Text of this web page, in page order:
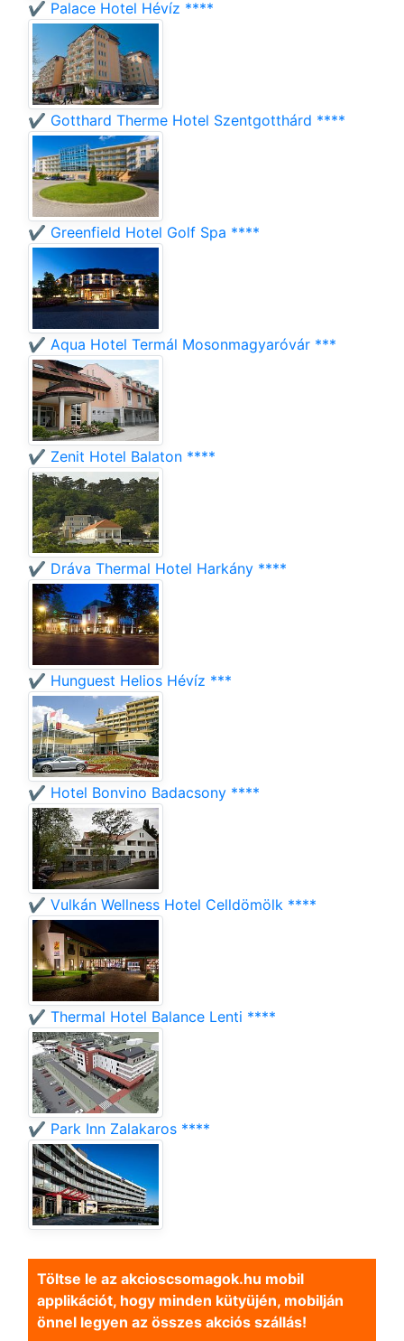
✔️ Palace Hotel Hévíz ****
✔️ Gotthard Therme Hotel Szentgotthárd ****
✔️ Greenfield Hotel Golf Spa ****
✔️ Aqua Hotel Termál Mosonmagyaróvár ***
✔️ Zenit Hotel Balaton ****
✔️ Dráva Thermal Hotel Harkány ****
✔️ Hunguest Helios Hévíz ***
✔️ Hotel Bonvino Badacsony ****
✔️ Vulkán Wellness Hotel Celldömölk ****
✔️ Thermal Hotel Balance Lenti ****
✔️ Park Inn Zalakaros ****
Töltse le az akcioscsomagok.hu mobil
applikációt, hogy minden kütyüjén, mobilján
önnel legyen az összes akciós szállás!